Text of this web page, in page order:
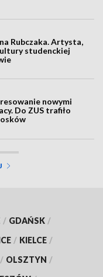
Rubczaka. Artysta,
studenckiej
nowymi
Do ZUS trafiło
/ GDAŃSK /
/ KIELCE /
/ OLSZTYN /